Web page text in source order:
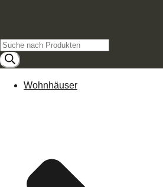
Products
search
Wohnhäuser